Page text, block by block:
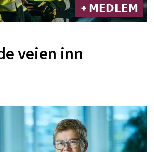
+ 𝗠𝗘𝗗𝗟𝗘𝗠
veien inn